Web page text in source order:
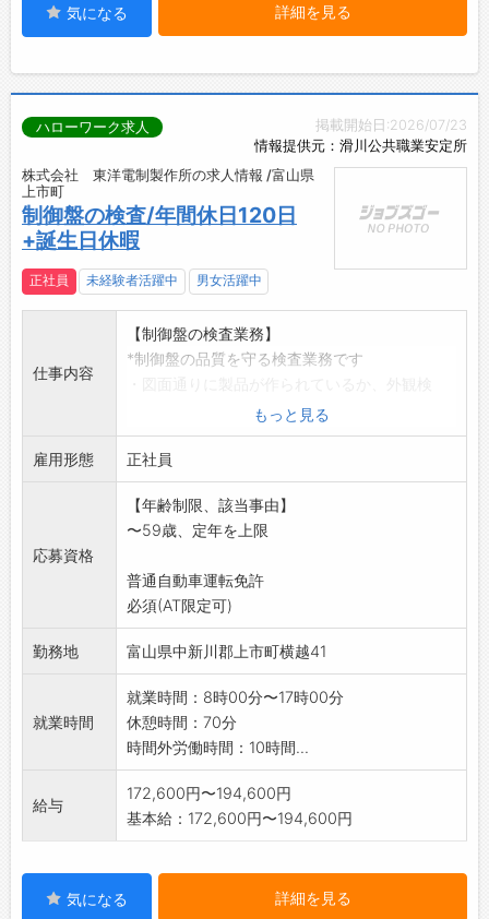
気になる 詳細を見る
掲載開始日:2026/07/23
情報提供元：滑川公共職業安定所
ハローワーク求人
株式会社 東洋電制製作所の求人情報 /富山県
上市町
制御盤の検査/年間休日120日
+誕生日休暇
正社員 未経験者活躍中 男女活躍中
仕事内容
【制御盤の検査業務】
*制御盤の品質を守る検査業務です
査・通電検査等を行っ
ていただくお仕事です。
未経験から「手に職」をつけたい方歓迎!先輩
社員が一つ一つ
丁寧に教えますので知識や経験がなくても安
心です!
業務範囲】
※応募される方は、ハローワークから「紹介
状」の交付を受けて下
さい。
もっと見る
雇用形態 正社員
応募資格
【年齢制限、該当事由】
〜59歳、定年を上限
普通自動車運転免許
必須(AT限定可)
勤務地 富山県中新川郡上市町横越41
就業時間
就業時間：8時00分〜17時00分
休憩時間：70分
時間外労働時間：10時間...
給与
172,600円〜194,600円
基本給：172,600円〜194,600円
気になる 詳細を見る